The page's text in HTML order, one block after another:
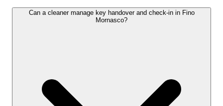
Can a cleaner manage key handover and check-in in Fino
Mornasco?